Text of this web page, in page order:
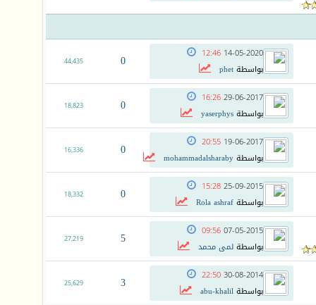
14-05-2020
12:46
بواسطةphet
0
44,435
29-06-2017
16:26
بواسطةyaserphys
0
18,823
19-06-2017
20:55
بواسطةmohammadalsharaby
0
16,336
25-09-2015
15:28
بواسطةRola ashraf
0
18,332
07-05-2015
09:56
بواسطةلمى محمد 5
27,219
30-08-2014
22:50
بواسطةabu-khalil
3
25,629